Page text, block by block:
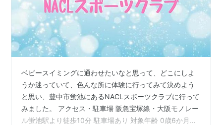
ベビースイミングに通わせたいなと思って、どこにしよ
うか迷っていて、色んな所に体験に行ってみて決めよう
と思い、豊中市蛍池にあるNACLスポーツクラブに行って
みました。 アクセス・駐車場 阪急宝塚線・大阪モノレー
ル蛍池駅より徒歩10分 駐車場あり 対象年齢 0歳6か月～